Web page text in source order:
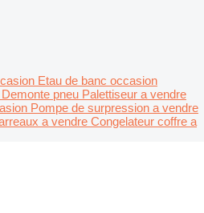
Etau de banc occasion
Demonte pneu Palettiseur a vendre
Pompe de surpression a vendre
a vendre Congelateur coffre a